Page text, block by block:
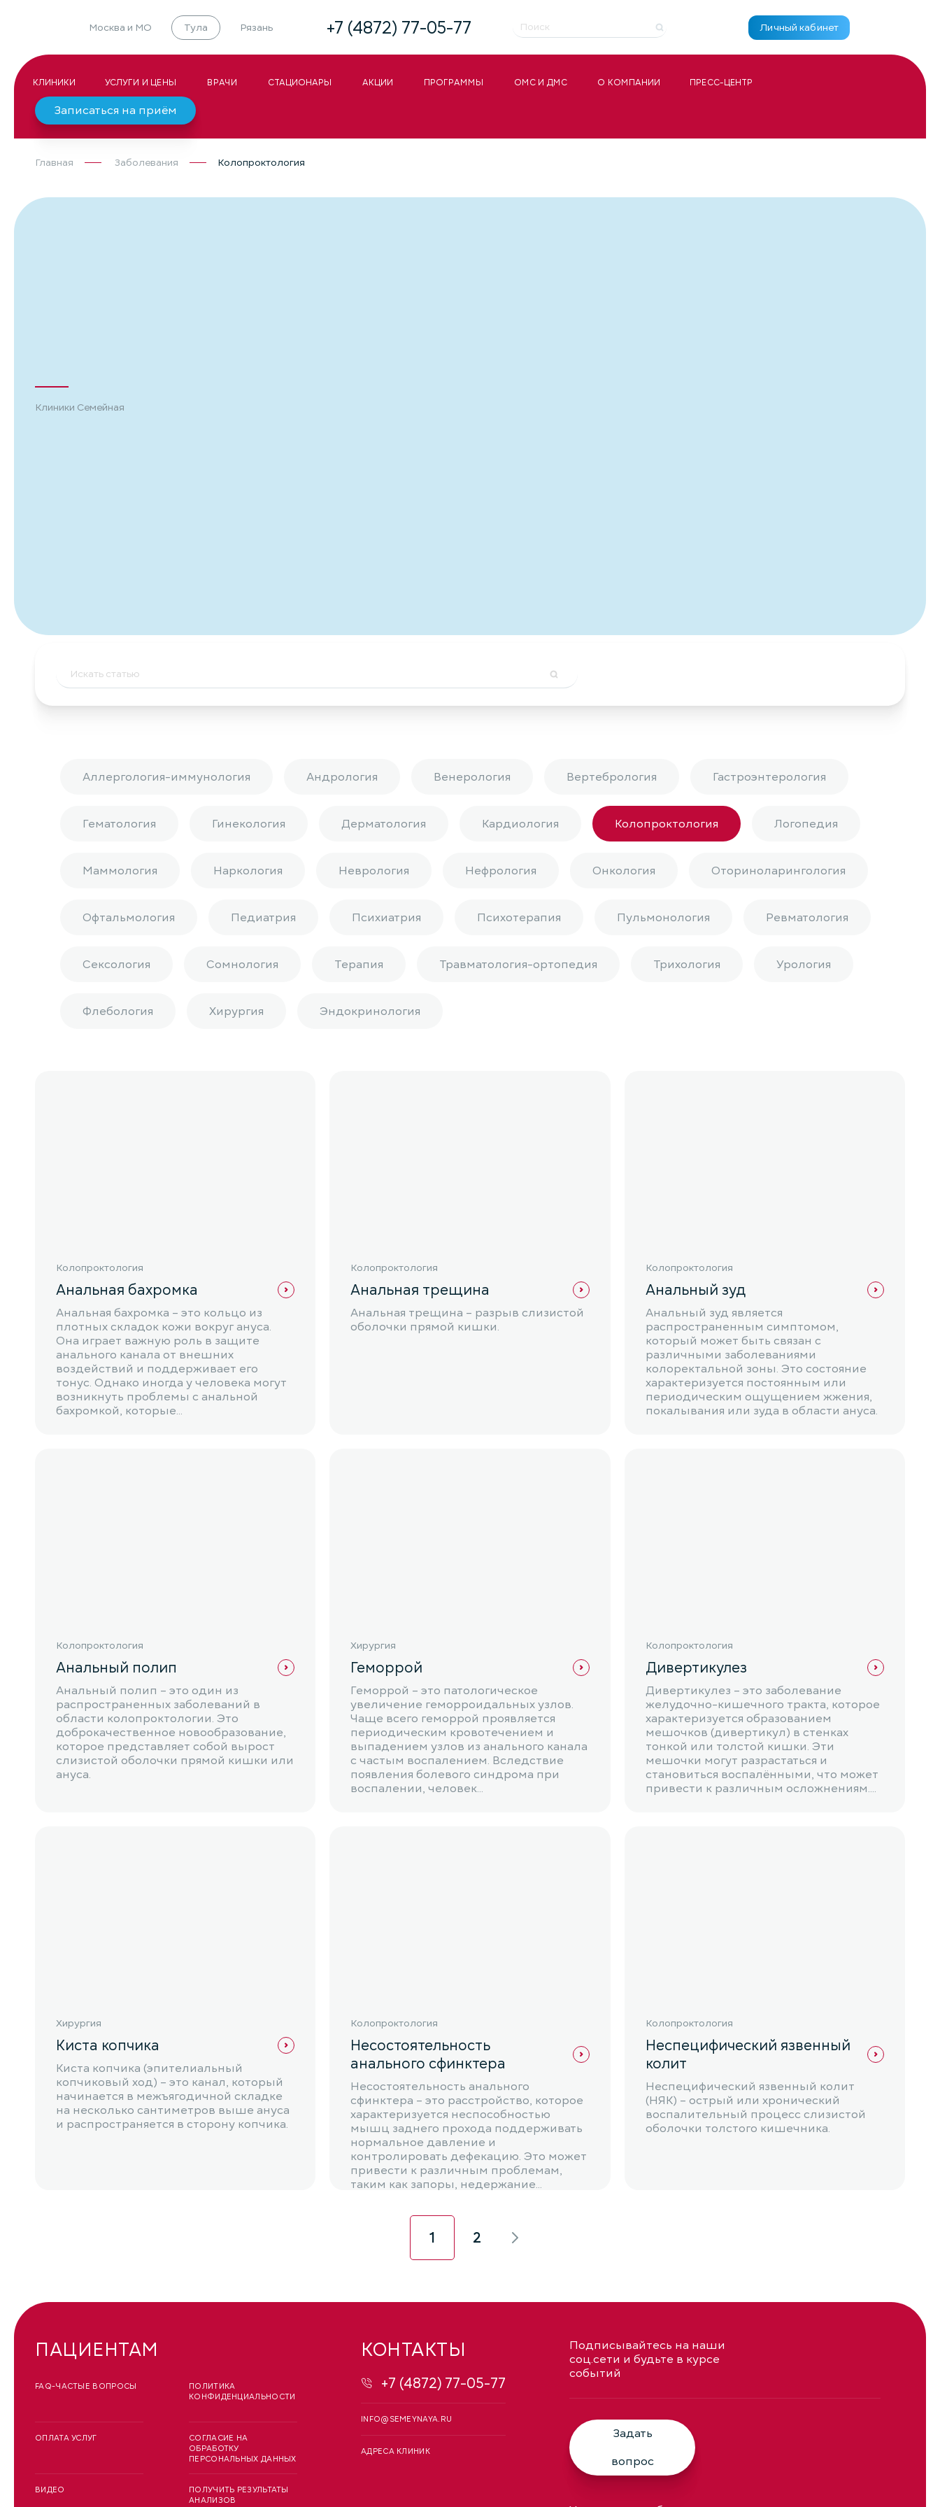
Москва и МО Тула Рязань +7 (4872) 77-05-77 Личный кабинет
КЛИНИКИ УСЛУГИ И ЦЕНЫ ВРАЧИ СТАЦИОНАРЫ АКЦИИ ПРОГРАММЫ ОМС И ДМС О КОМПАНИИ ПРЕСС-ЦЕНТР
Записаться на приём
Главная Заболевания Колопроктология
Клиники Семейная
Аллергология-иммунология Андрология Венерология Вертебрология Гастроэнтерология
Гематология Гинекология Дерматология Кардиология Колопроктология Логопедия
Маммология Наркология Неврология Нефрология Онкология Оториноларингология
Офтальмология Педиатрия Психиатрия Психотерапия Пульмонология Ревматология
Сексология Сомнология Терапия Травматология-ортопедия Трихология Урология
Флебология Хирургия Эндокринология
Колопроктология
Анальная бахромка
Анальная бахромка – это кольцо из
плотных складок кожи вокруг ануса.
Она играет важную роль в защите
анального канала от внешних
воздействий и поддерживает его
тонус. Однако иногда у человека могут
возникнуть проблемы с анальной
бахромкой, которые...
Колопроктология
Анальная трещина
Анальная трещина – разрыв слизистой
оболочки прямой кишки.
Колопроктология
Анальный зуд
Анальный зуд является
распространенным симптомом,
который может быть связан с
различными заболеваниями
колоректальной зоны. Это состояние
характеризуется постоянным или
периодическим ощущением жжения,
покалывания или зуда в области ануса.
Колопроктология
Анальный полип
Анальный полип – это один из
распространенных заболеваний в
области колопроктологии. Это
доброкачественное новообразование,
которое представляет собой вырост
слизистой оболочки прямой кишки или
ануса.
Хирургия
Геморрой
Геморрой – это патологическое
увеличение геморроидальных узлов.
Чаще всего геморрой проявляется
периодическим кровотечением и
выпадением узлов из анального канала
с частым воспалением. Вследствие
появления болевого синдрома при
воспалении, человек...
Колопроктология
Дивертикулез
Дивертикулез – это заболевание
желудочно-кишечного тракта, которое
характеризуется образованием
мешочков (дивертикул) в стенках
тонкой или толстой кишки. Эти
мешочки могут разрастаться и
становиться воспалёнными, что может
привести к различным осложнениям....
Хирургия
Киста копчика
Киста копчика (эпителиальный
копчиковый ход) – это канал, который
начинается в межъягодичной складке
на несколько сантиметров выше ануса
и распространяется в сторону копчика.
Колопроктология
Несостоятельность
анального сфинктера
Несостоятельность анального
сфинктера – это расстройство, которое
характеризуется неспособностью
мышц заднего прохода поддерживать
нормальное давление и
контролировать дефекацию. Это может
привести к различным проблемам,
таким как запоры, недержание...
Колопроктология
Неспецифический язвенный
колит
Неспецифический язвенный колит
(НЯК) – острый или хронический
воспалительный процесс слизистой
оболочки толстого кишечника.
1 2
ПАЦИЕНТАМ
FAQ-ЧАСТЫЕ ВОПРОСЫ
ОПЛАТА УСЛУГ
ВИДЕО
ПОЛИТИКА
КОНФИДЕНЦИАЛЬНОСТИ
СОГЛАСИЕ НА
ОБРАБОТКУ
ПЕРСОНАЛЬНЫХ ДАННЫХ
ПОЛУЧИТЬ РЕЗУЛЬТАТЫ
АНАЛИЗОВ
КОНТАКТЫ
+7 (4872) 77-05-77
INFO@SEMEYNAYA.RU
АДРЕСА КЛИНИК
Подписывайтесь на наши
соц.сети и будьте в курсе
событий
Задать
вопрос